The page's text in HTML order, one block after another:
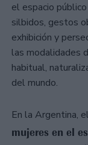
el espacio
silbidos, gestos
exhibición y
las modalidades
habitual,
del mundo.
En la Argentina,
mujeres en el